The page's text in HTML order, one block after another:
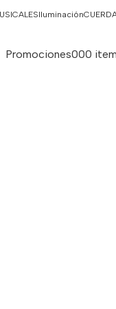
Iluminación
Promociones000